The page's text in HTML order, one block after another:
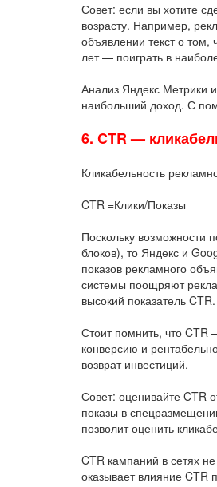
Совет: если вы хотите
возрасту. Например,
объявлении текст о
лет — поиграть в
Анализ Яндекс Метрики
наибольший доход. С
6. CTR —
Кликабельность
CTR =Клики/Показы
Поскольку возможности
блоков), то Яндекс и
показов рекламного
системы поощряют
высокий показатель
Стоит помнить, что CTR
конверсию и
возврат инвестиций.
Совет: оценивайте CTR
показы в
позволит оценить
CTR кампаний в сетях
оказывает влияние CTR